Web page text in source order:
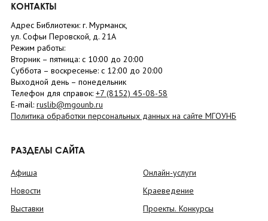
КОНТАКТЫ
Адрес Библиотеки: г. Мурманск,
ул. Софьи Перовской, д. 21А
Режим работы:
Вторник – пятница: с 10:00 до 20:00
Суббота – воскресенье: c 12:00 до 20:00
Выходной день – понедельник
Телефон для справок: +7 (8152) 45-08-58
E-mail: ruslib@mgounb.ru
Политика обработки персональных данных на сайте МГОУНБ
РАЗДЕЛЫ САЙТА
Афиша
Новости
Выставки
Онлайн-услуги
Краеведение
Проекты. Конкурсы